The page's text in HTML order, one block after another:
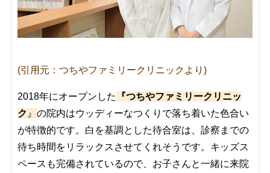
(引用元：つちやファミリークリニックより)
2018年にオープンした
『つちやファミリークリニッ
ク 』 の院内はウッディーなつくりで落ち着いた色合い
が特徴的です。白を基調とした待合室は、診察までの
待ち時間をリラックスさせてくれそうです。キッズス
ペースも完備されているので、お子さんと一緒に来院